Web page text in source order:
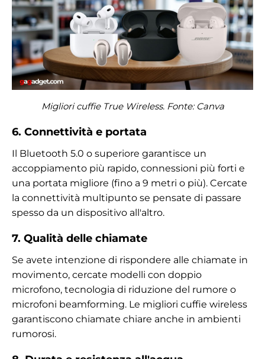
Migliori cuffie True Wireless. Fonte: Canva
6. Connettività e portata
Il Bluetooth 5.0 o superiore garantisce un
accoppiamento più rapido, connessioni più forti e
una portata migliore (fino a 9 metri o più). Cercate
la connettività multipunto se pensate di passare
spesso da un dispositivo all'altro.
7. Qualità delle chiamate
Se avete intenzione di rispondere alle chiamate in
movimento, cercate modelli con doppio
microfono, tecnologia di riduzione del rumore o
microfoni beamforming. Le migliori cuffie wireless
garantiscono chiamate chiare anche in ambienti
rumorosi.